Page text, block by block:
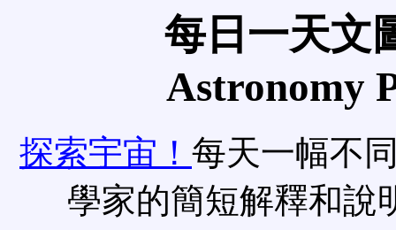
每日一天文
Astronomy
探索宇宙！ 每天一幅不
學家的簡短解釋和說